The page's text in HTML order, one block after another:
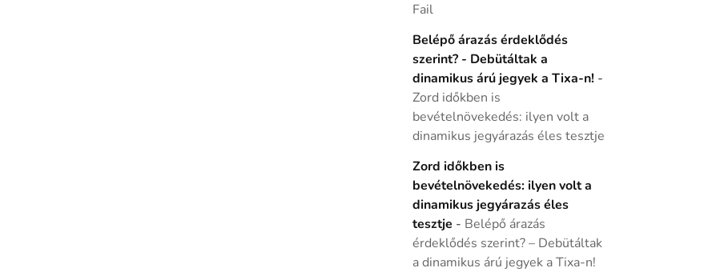
Fail
Belépő árazás érdeklődés
szerint? - Debütáltak a
dinamikus árú jegyek a Tixa-n! -
Zord időkben is
bevételnövekedés: ilyen volt a
dinamikus jegyárazás éles tesztje
Zord időkben is
bevételnövekedés: ilyen volt a
dinamikus jegyárazás éles
tesztje - Belépő árazás
érdeklődés szerint? – Debütáltak
a dinamikus árú jegyek a Tixa-n!